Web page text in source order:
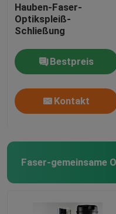
Hauben-Faser-
Optikspleiß-
Schließung
Bestpreis
Kontakt
Faser-gemeinsame